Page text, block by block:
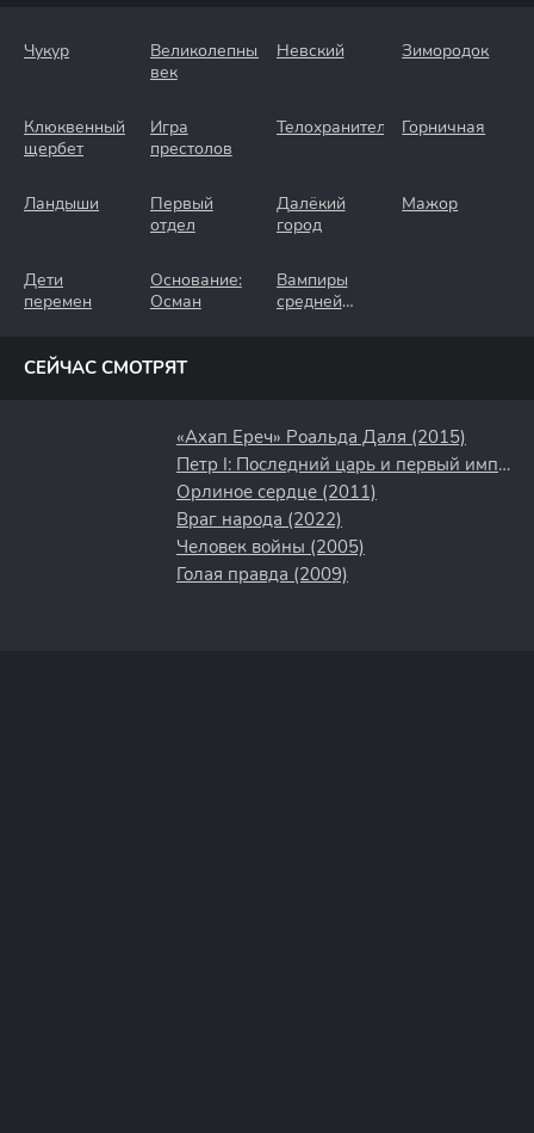
Чукур
Великолепный
век
Невский Зимородок
Клюквенный
щербет
Игра
престолов
Телохранители Горничная
Ландыши
Первый
отдел
Далёкий
город
Мажор
Дети
перемен
Основание:
Осман
Вампиры
средней
СЕЙЧАС СМОТРЯТ
«Ахап Ереч» Роальда Даля (2015)
Петр I: Последний царь и первый император (2022)
Орлиное сердце (2011)
Враг народа (2022)
Человек войны (2005)
Голая правда (2009)